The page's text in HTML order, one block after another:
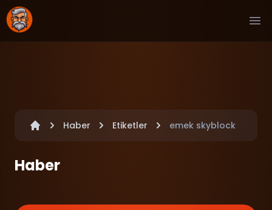
Haber Etiketler emek skyblock
Haber